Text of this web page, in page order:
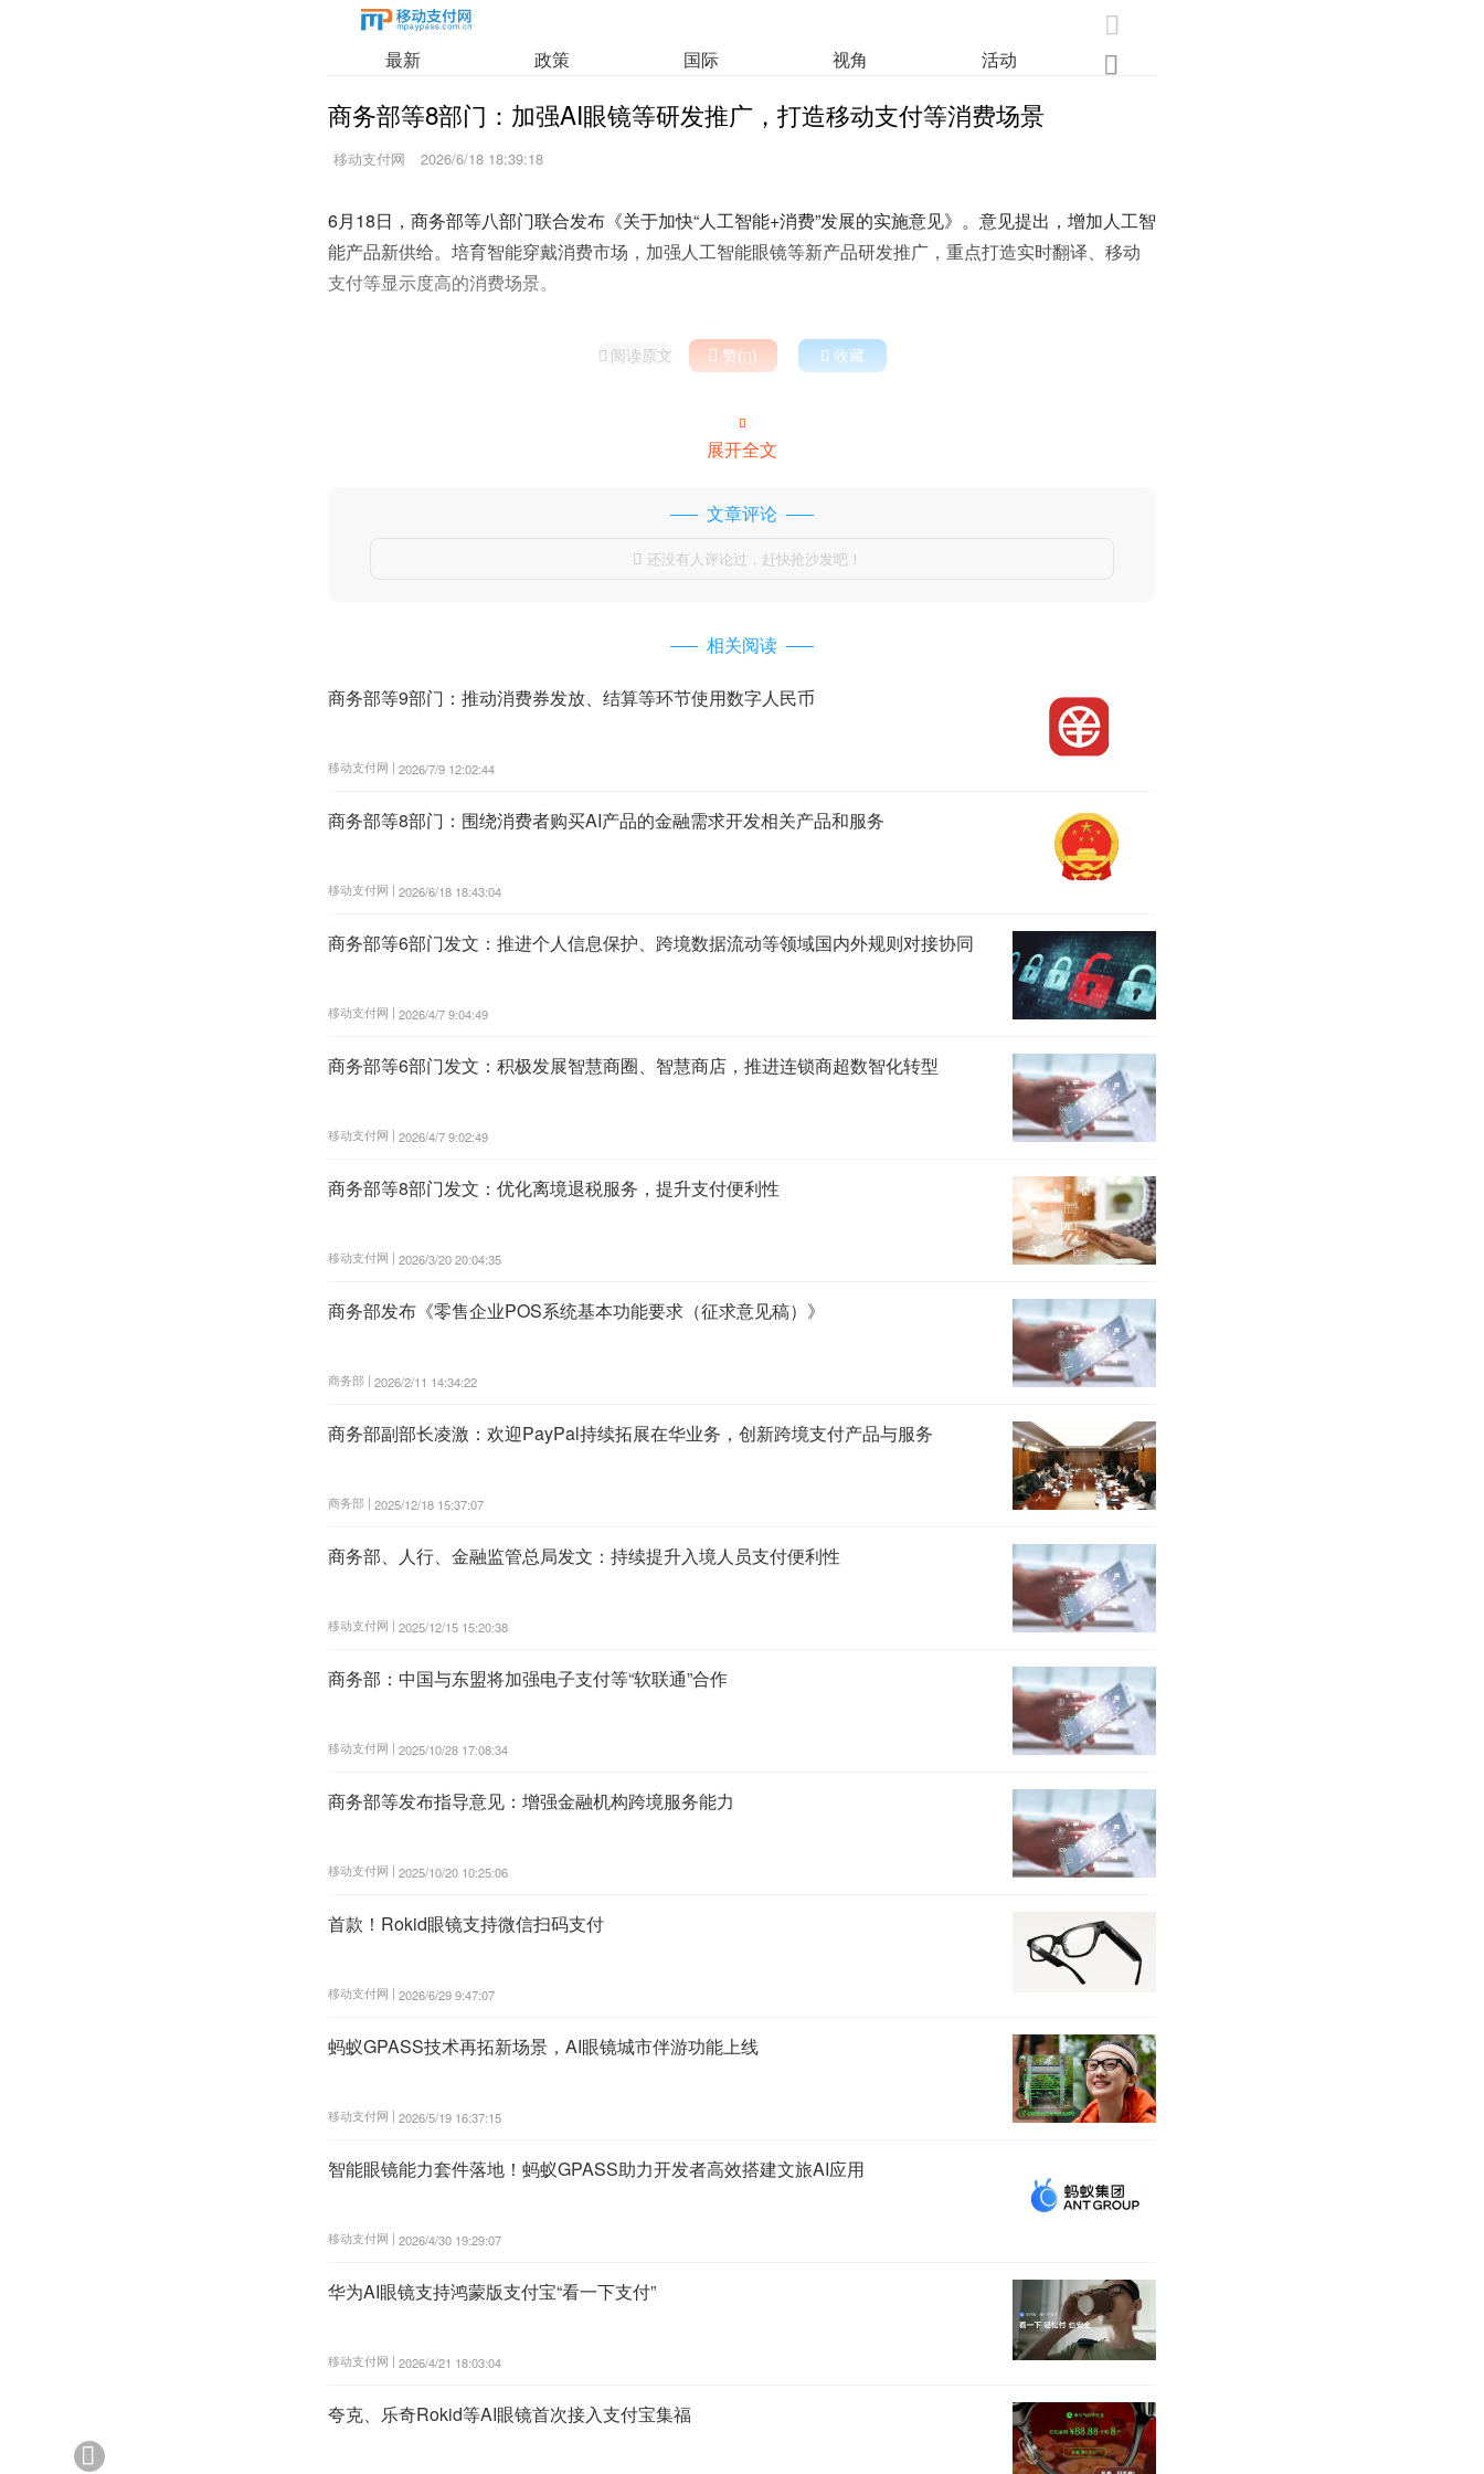

最新 政策 国际 视角 活动 
商务部等8部门：加强AI眼镜等研发推广，打造移动支付等消费场景
移动支付网 2026/6/18 18:39:18
6月18日，商务部等八部门联合发布《关于加快“人工智能+消费”发展的实施意见》。意见提出，增加人工智
能产品新供给。培育智能穿戴消费市场，加强人工智能眼镜等新产品研发推广，重点打造实时翻译、移动
支付等显示度高的消费场景。
 阅读原文  赞()  收藏

展开全文
文章评论
 还没有人评论过，赶快抢沙发吧！
相关阅读
商务部等9部门：推动消费券发放、结算等环节使用数字人民币
移动支付网 | 2026/7/9 12:02:44
商务部等8部门：围绕消费者购买AI产品的金融需求开发相关产品和服务
移动支付网 | 2026/6/18 18:43:04
商务部等6部门发文：推进个人信息保护、跨境数据流动等领域国内外规则对接协同
移动支付网 | 2026/4/7 9:04:49
商务部等6部门发文：积极发展智慧商圈、智慧商店，推进连锁商超数智化转型
移动支付网 | 2026/4/7 9:02:49
商务部等8部门发文：优化离境退税服务，提升支付便利性
移动支付网 | 2026/3/20 20:04:35
商务部发布《零售企业POS系统基本功能要求（征求意见稿）》
商务部 | 2026/2/11 14:34:22
商务部副部长凌激：欢迎PayPal持续拓展在华业务，创新跨境支付产品与服务
商务部 | 2025/12/18 15:37:07
商务部、人行、金融监管总局发文：持续提升入境人员支付便利性
移动支付网 | 2025/12/15 15:20:38
商务部：中国与东盟将加强电子支付等“软联通”合作
移动支付网 | 2025/10/28 17:08:34
商务部等发布指导意见：增强金融机构跨境服务能力
移动支付网 | 2025/10/20 10:25:06
首款！Rokid眼镜支持微信扫码支付
移动支付网 | 2026/6/29 9:47:07
蚂蚁GPASS技术再拓新场景，AI眼镜城市伴游功能上线
移动支付网 | 2026/5/19 16:37:15
智能眼镜能力套件落地！蚂蚁GPASS助力开发者高效搭建文旅AI应用
移动支付网 | 2026/4/30 19:29:07
华为AI眼镜支持鸿蒙版支付宝“看一下支付”
移动支付网 | 2026/4/21 18:03:04
夸克、乐奇Rokid等AI眼镜首次接入支付宝集福
